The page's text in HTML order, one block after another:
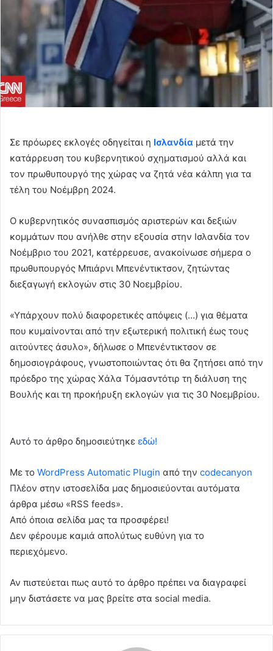
Σε πρόωρες εκλογές οδηγείται η Ισλανδία μετά την
κατάρρευση του κυβερνητικού σχηματισμού αλλά και
τον πρωθυπουργό της χώρας να ζητά νέα κάλπη για τα
τέλη του Νοέμβρη 2024.
Ο κυβερνητικός συνασπισμός αριστερών και δεξιών
κομμάτων που ανήλθε στην εξουσία στην Ισλανδία τον
Νοέμβριο του 2021, κατέρρευσε, ανακοίνωσε σήμερα ο
πρωθυπουργός Μπιάρνι Μπενέντικτσον, ζητώντας
διεξαγωγή εκλογών στις 30 Νοεμβρίου.
«Υπάρχουν πολύ διαφορετικές απόψεις (…) για θέματα
που κυμαίνονται από την εξωτερική πολιτική έως τους
αιτούντες άσυλο», δήλωσε ο Μπενέντικτσον σε
δημοσιογράφους, γνωστοποιώντας ότι θα ζητήσει από την
πρόεδρο της χώρας Χάλα Τόμασντότιρ τη διάλυση της
Βουλής και τη προκήρυξη εκλογών για τις 30 Νοεμβρίου.
Αυτό το άρθρο δημοσιεύτηκε εδώ!
Με το WordPress Automatic Plugin από την codecanyon
Πλέον στην ιστοσελίδα μας δημοσιεύονται αυτόματα
άρθρα μέσω «RSS feeds».
Από όποια σελίδα μας τα προσφέρει!
Δεν φέρουμε καμιά απολύτως ευθύνη για το
περιεχόμενο.
Αν πιστεύεται πως αυτό το άρθρο πρέπει να διαγραφεί
μην διστάσετε να μας βρείτε στα social media.